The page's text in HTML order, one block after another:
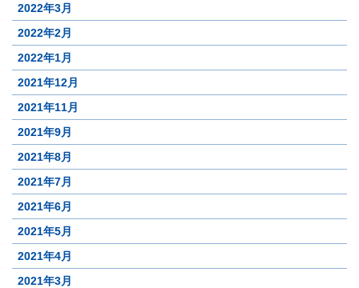
2022年3月
2022年2月
2022年1月
2021年12月
2021年11月
2021年9月
2021年8月
2021年7月
2021年6月
2021年5月
2021年4月
2021年3月